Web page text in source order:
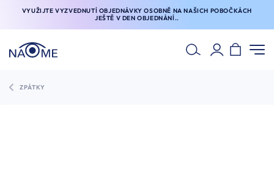
VYUŽIJTE VYZVEDNUTÍ OBJEDNÁVKY OSOBNĚ NA NAŠICH POBOČKÁCH
JEŠTĚ V DEN OBJEDNÁNÍ..
ZPÁTKY